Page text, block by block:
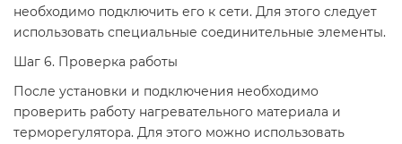
необходимо подключить его к сети. Для этого следует
использовать специальные соединительные элементы.
Шаг 6. Проверка работы
После установки и подключения необходимо
проверить работу нагревательного материала и
терморегулятора. Для этого можно использовать